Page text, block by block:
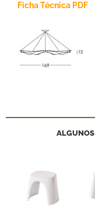
Ficha Técnica PDF